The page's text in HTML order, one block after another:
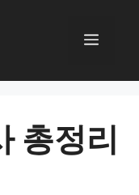
메
총정리